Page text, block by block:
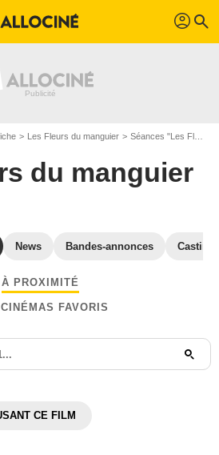
profil search
Les Fleurs du manguier Séances "Les Fleurs du manguier" Ariège
du manguier
News Bandes-annonces Casting
À PROXIMITÉ
FAVORIS
CE FILM